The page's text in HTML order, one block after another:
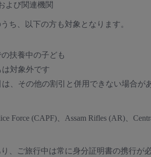
よび関連機関
ち、以下の方も対象となります。
扶養中の子ども
対象外です
、その他の割引と併用できない場合が
Force (CAPF)、Assam Rifles (AR)、
、ご旅行中は常に身分証明書の携行が